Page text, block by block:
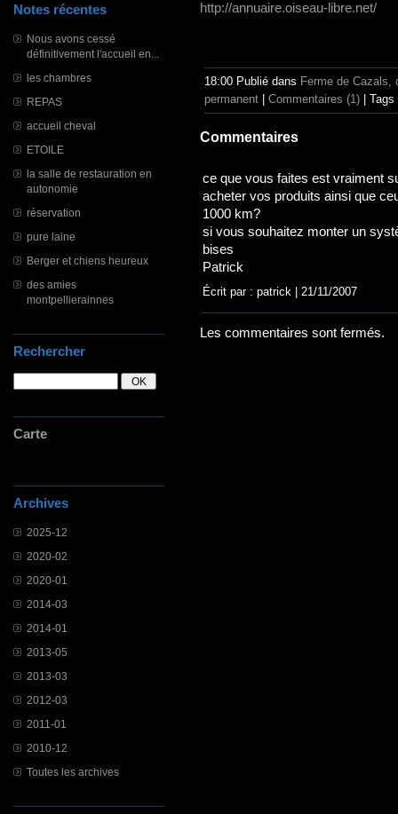
Notes récentes
Nous avons cessé
définitivement l'accueil en...
les chambres
REPAS
accueil cheval
ETOILE
la salle de restauration en
autonomie
réservation
pure laine
Berger et chiens heureux
des amies
montpellierainnes
Rechercher
Carte
Archives
2025-12
2020-02
2020-01
2014-03
2014-01
2013-05
2013-03
2012-03
2011-01
2010-12
Toutes les archives
http://annuaire.oiseau-libre.net/
18:00 Publié dans Ferme de Cazals,
permanent
Commentaires (1) |
Commentaires
ce que vous faites est vraiment
acheter vos produits ainsi que
1000 km?
si vous souhaitez monter un
bises
Patrick
Écrit par : patrick | 21/11/2007
Les commentaires sont fermés.